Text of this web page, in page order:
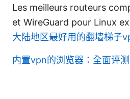
Les meilleurs routeurs
et WireGuard pour Linux
大陆地区最好用的翻墙梯子
内置vpn的浏览器：全面评